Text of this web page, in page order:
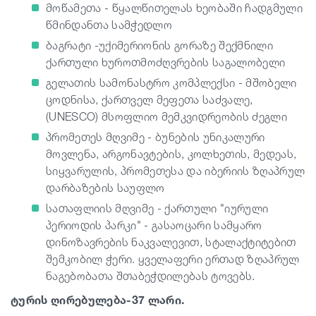
მოწამეთა - წყალწითელას ხეობაში ჩადგმული
წმინდანთა სამჭედლო
ბაგრატი -უქიმერიონის გორაზე შექმნილი
ქართული ხუროთმოძღვრების საგალობელი
გელათის სამონასტრო კომპლექსი - მშობელი
ცოდნისა, ქართველ მეფეთა საძვალე,
(UNESCO) მსოფლიო მემკვიდრეობის ძეგლი
პრომეთეს მღვიმე - ბუნების უნიკალური
მოვლენა, არგონავტების, კოლხეთის, მედეას,
სიყვარულის, პრომეთესა და იბერიის ზღაპრულ
დარბაზების საუფლო
სათაფლიის მღვიმე - ქართული "იურული
პერიოდის პარკი" - გასაოცარი სამყარო
დინოზავრების ნაკვალევით, სტალაქტიტებით
შემკობილ ჭერი. ყველაფერი ერთად ზღაპრულ
ნაგებობათა შთაბეჭდილებას ტოვებს.
ტურის ღირებულება-37 ლარი.